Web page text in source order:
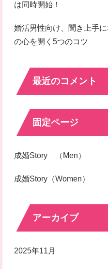
は同時開始！
婚活男性向け、聞き上手
の心を開く5つのコツ
最近のコメント
固定ページ
成婚Story （Men）
成婚Story（Women）
アーカイブ
2025年11月